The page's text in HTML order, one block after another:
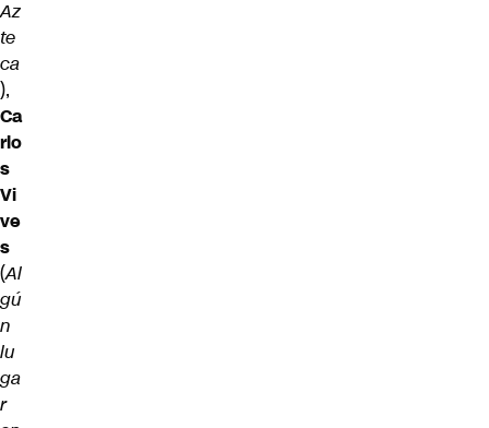
Az
te
ca
),
Ca
rlo
s
Vi
ve
s
(Al
gú
n
lu
ga
r